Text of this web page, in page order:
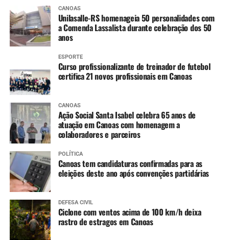
níveis ainda em inundação ao longo do dia.
Ibicuí (Manoel Viana) – Tendência de lento
declínio, com níveis ainda em inundação ao longo
Caí (Montenegro) – Tendência de estabilidade.
Taquari (Taquari) – Tendência de lenta elevação,
devendo entrar em estabilidade ao longo do dia.
Constante declínio em Cachoeira do Sul e Rio
Pardo, e variando entre estabilidade e lenta
elevação em São Jerônimo.
Jacuí (Ilhas da RMPOA) – Tendência entre
estabilidade e lenta elevação, mantendo os níveis
elevados nos próximos dias.
Sinos (Campo Bom e São Leopoldo) – Tendência
de lento declínio, já retornando para cota de alerta
em Campo Bom.
Nível de rios e lagos
CANOAS
Unilasalle-RS homenageia 50 personalidades com
a Comenda Lassalista durante celebração dos 50
anos
ESPORTE
Curso profissionalizante de treinador de futebol
certifica 21 novos profissionais em Canoas
CANOAS
Ação Social Santa Isabel celebra 65 anos de
atuação em Canoas com homenagem a
colaboradores e parceiros
POLÍTICA
Canoas tem candidaturas confirmadas para as
eleições deste ano após convenções partidárias
DEFESA CIVIL
Ciclone com ventos acima de 100 km/h deixa
rastro de estragos em Canoas